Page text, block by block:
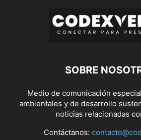
SOBRE
Medio de comunicación
ambientales y de desarrollo
noticias relacionadas
Contáctanos: